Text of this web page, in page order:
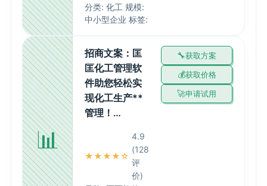
分类: 化工 规模:
中小型企业 标签:
📊
招商文案：匡
匡化工管理软
件助您轻松实
现化工生产**
管理！…
★★★★☆
4.9
(128
评
价)
获取方案
获取价格
申请试用